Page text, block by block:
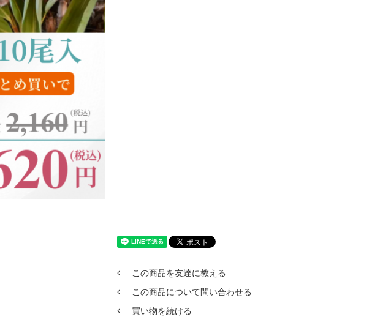
この商品を友達に教える
この商品について問い合わせる
買い物を続ける